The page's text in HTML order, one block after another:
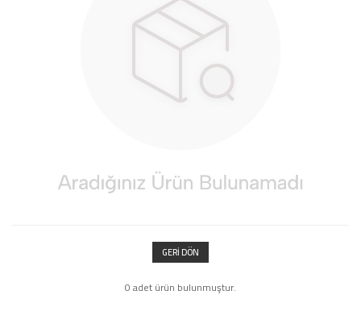
GERI DÖN
0 adet ürün bulunmuştur.